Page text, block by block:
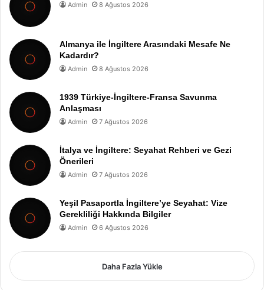
Admin 8 Ağustos 2026
Almanya ile İngiltere Arasındaki Mesafe Ne
Kadardır?
Admin 8 Ağustos 2026
1939 Türkiye-İngiltere-Fransa Savunma
Anlaşması
Admin 7 Ağustos 2026
İtalya ve İngiltere: Seyahat Rehberi ve Gezi
Önerileri
Admin 7 Ağustos 2026
Yeşil Pasaportla İngiltere’ye Seyahat: Vize
Gerekliliği Hakkında Bilgiler
Admin 6 Ağustos 2026
Daha Fazla Yükle